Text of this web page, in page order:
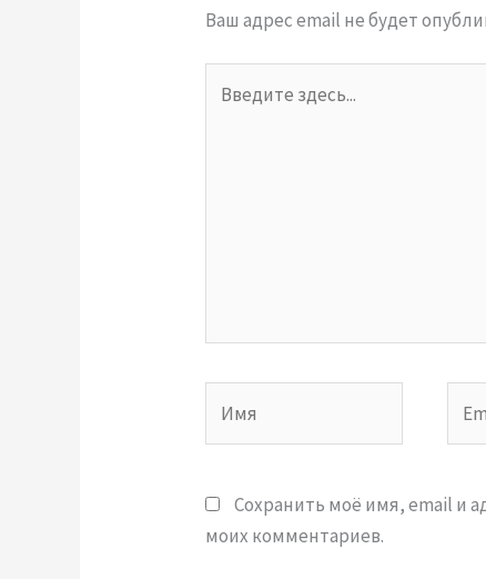
Ваш адрес email не будет
здесь...
Сохранить моё имя, email и
моих комментариев.